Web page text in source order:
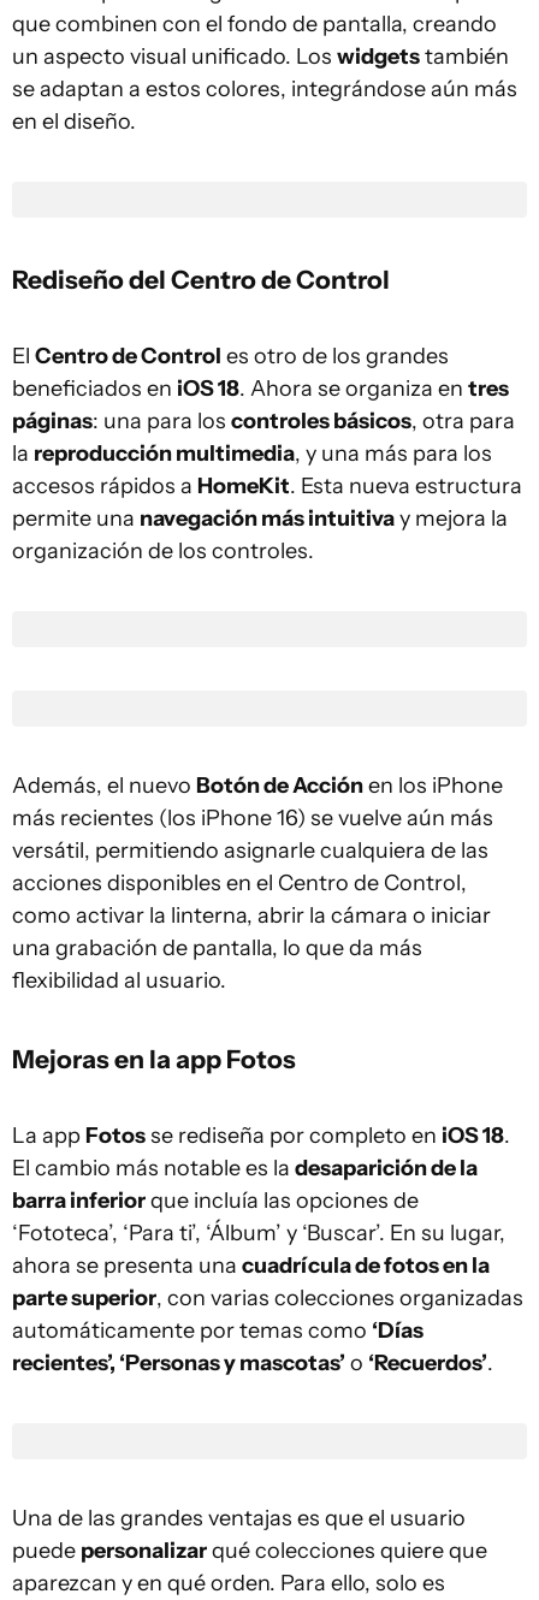
que combinen con el fondo de pantalla, creando
un aspecto visual unificado. Los widgetstambién
se adaptan a estos colores, integrándose aún más
en el diseño.
Rediseño del Centro de Control
El Centro de Control es otro de los grandes
beneficiados en iOS 18. Ahora se organiza en tres
páginas: una para los controles básicos, otra para
la reproducción multimedia, y una más para los
accesos rápidos a HomeKit. Esta nueva estructura
permite una navegación más intuitivay mejora la
organización de los controles.
Además, el nuevo Botón de Acciónen los iPhone
más recientes (los iPhone 16) se vuelve aún más
versátil, permitiendo asignarle cualquiera de las
acciones disponibles en el Centro de Control,
como activar la linterna, abrir la cámara o iniciar
una grabación de pantalla, lo que da más
flexibilidad al usuario.
Mejoras en la app Fotos
La app Fotosse rediseña por completo en iOS 18.
El cambio más notable es la desaparición de la
barra inferiorque incluía las opciones de
‘Fototeca’, ‘Para ti’, ‘Álbum’ y ‘Buscar’. En su lugar,
ahora se presenta una cuadrícula de fotos en la
parte superior, con varias colecciones organizadas
automáticamente por temas como ‘Días
recientes’, ‘Personas y mascotas’ o ‘Recuerdos’.
Una de las grandes ventajas es que el usuario
puede personalizarqué colecciones quiere que
aparezcan y en qué orden. Para ello, solo es